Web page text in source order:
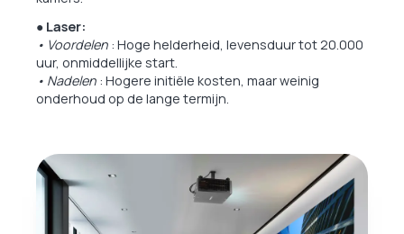
● Laser:
• Voordelen : Hoge helderheid, levensduur tot 20.000
uur, onmiddellijke start.
• Nadelen : Hogere initiële kosten, maar weinig
onderhoud op de lange termijn.